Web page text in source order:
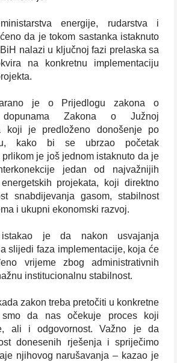
energije, rudarstva i
da je tokom sastanka istaknuto
nalazi u ključnoj fazi prelaska sa
na konkretnu implementaciju
je o Prijedlogu zakona o
Zakona o Južnoj
koji je predloženo donošenje po
kako bi se ubrzao početak
je još jednom istaknuto da je
jedan od najvažnijih
projekata, koji direktno
snabdijevanja gasom, stabilnost
i ukupni ekonomski razvoj.
je da nakon usvajanja
slijedi faza implementacije, koja će
vrijeme zbog administrativnih
institucionalnu stabilnost.
zakon treba pretočiti u konkretne
smo da nas očekuje proces koji
ali i odgovornost. Važno je da
donesenih rješenja i spriječimo
njihovog narušavanja – kazao je